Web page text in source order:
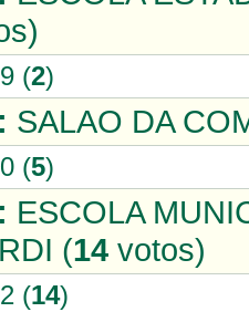
(2)
SALAO DA
(5)
ESCOLA
(14 votos)
(14)